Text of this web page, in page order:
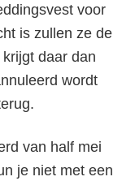
voor
is zullen ze de
daar dan
wordt
van half mei
je niet met een